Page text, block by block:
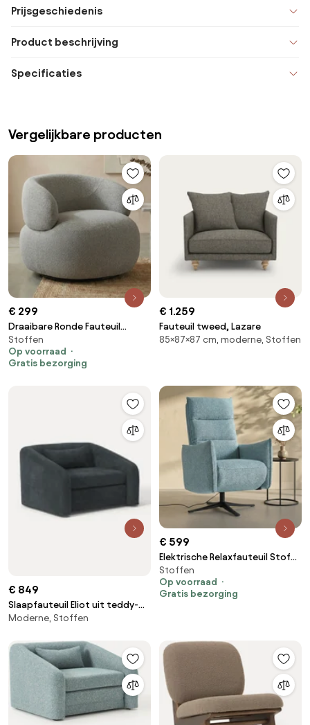
Prijsgeschiedenis
Product beschrijving
Specificaties
Vergelijkbare producten
€ 299
Draaibare Ronde Fauteuil
Grijsbruin
Stoffen
Op voorraad
Gratis bezorging
€ 1.259
Fauteuil tweed, Lazare
85×87×87 cm, moderne, Stoffen
€ 849
Slaapfauteuil Eliot uit teddy-
bouclé
Moderne, Stoffen
€ 599
Elektrische Relaxfauteuil Stof
Lichtblauw
Stoffen
Op voorraad
Gratis bezorging